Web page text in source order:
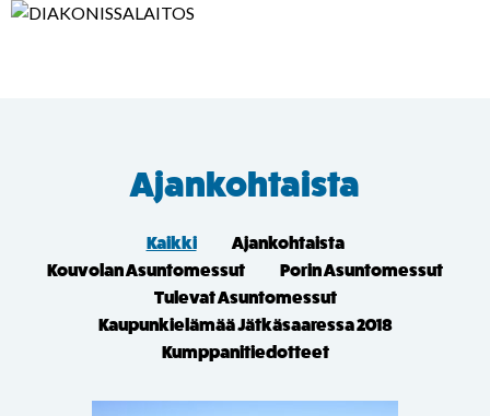
Ajankohtaista
Kaikki
Ajankohtaista
Kouvolan Asuntomessut
Porin Asuntomessut
Tulevat Asuntomessut
Kaupunkielämää Jätkäsaaressa 2018
Kumppanitiedotteet